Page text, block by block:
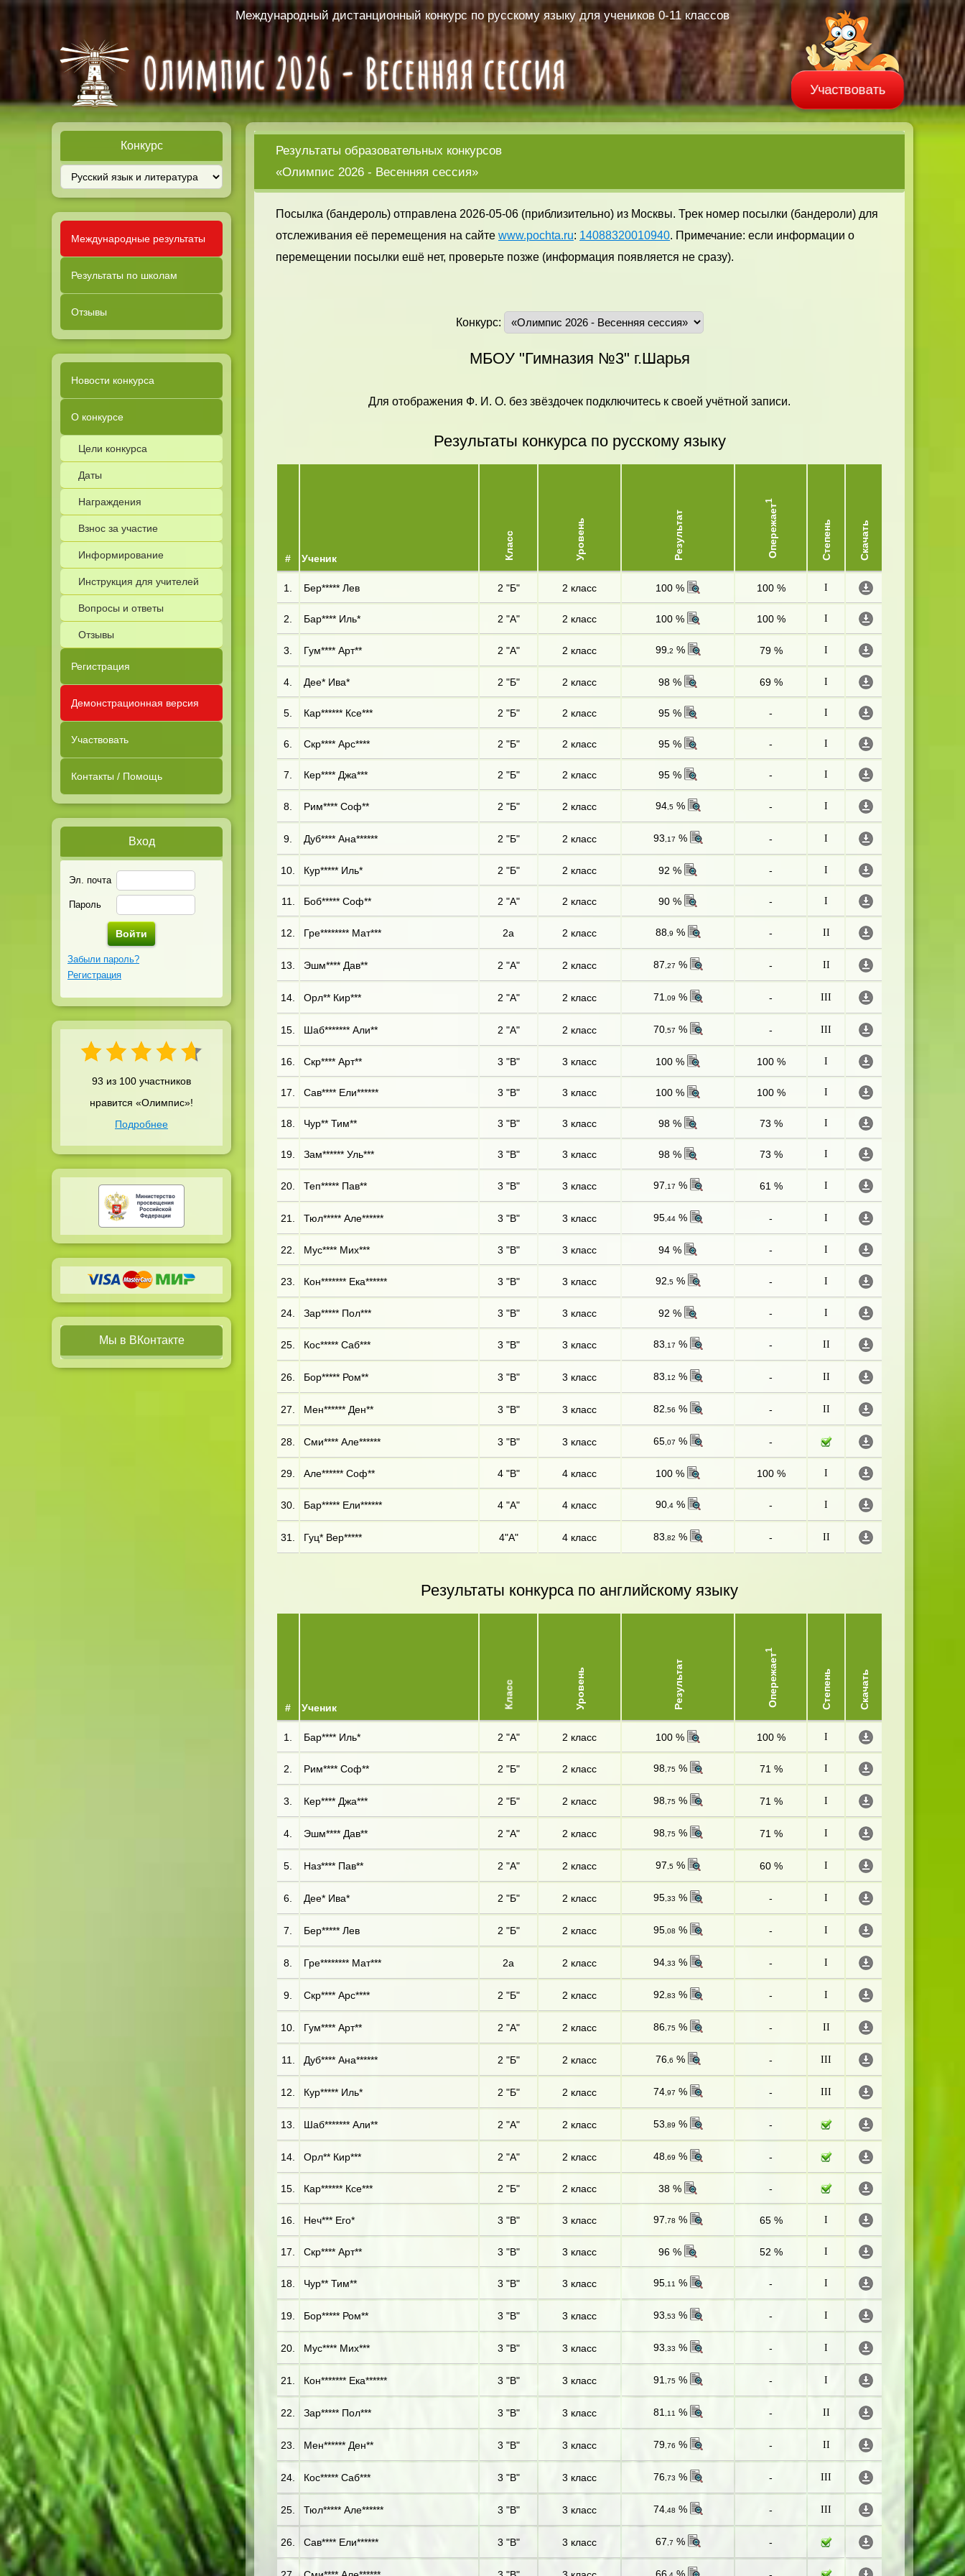
Международный дистанционный конкурс по русскому языку для учеников 0-11 классов
Участвовать
Конкурс
Международные результаты
Результаты по школам
Отзывы
Новости конкурса
О конкурсе
Цели конкурса
Даты
Награждения
Взнос за участие
Информирование
Инструкция для учителей
Вопросы и ответы
Отзывы
Регистрация
Демонстрационная версия
Участвовать
Контакты / Помощь
Вход
Эл. почта
Пароль
Забыли пароль?
Регистрация
93 из 100 участников
нравится «Олимпис»!
Подробнее
Мы в ВКонтакте
Результаты образовательных конкурсов
«Олимпис 2026 - Весенняя сессия»
Посылка (бандероль) отправлена 2026-05-06 (приблизительно) из Москвы. Трек номер посылки (бандероли) для
отслеживания её перемещения на сайте www.pochta.ru: 14088320010940. Примечание: если информации о
перемещении посылки ешё нет, проверьте позже (информация появляется не сразу).
Конкурс:
МБОУ "Гимназия №3" г.Шарья
Для отображения Ф. И. О. без звёздочек подключитесь к своей учётной записи.
Результаты конкурса по русскому языку
# Ученик Класс Уровень Результат Опережает
1
Степень Скачать
1. Бер***** Лев 2 "Б" 2 класс 100 % 100 % I
2. Бар**** Иль* 2 "А" 2 класс 100 % 100 % I
3. Гум**** Арт** 2 "А" 2 класс 99,2 % 79 % I
4. Дее* Ива* 2 "Б" 2 класс 98 % 69 % I
5. Кар****** Ксе*** 2 "Б" 2 класс 95 % - I
6. Скр**** Арс**** 2 "Б" 2 класс 95 % - I
7. Кер**** Джа*** 2 "Б" 2 класс 95 % - I
8. Рим**** Соф** 2 "Б" 2 класс 94,5% - I
9. Дуб**** Ана****** 2 "Б" 2 класс 93 ,17 % - I
10. Кур***** Иль* 2 "Б" 2 класс 92 % - I
11. Боб***** Соф** 2 "А" 2 класс 90 % - I
12. Гре******** Мат*** 2а 2 класс 88,9 % - II
13. Эшм**** Дав** 2 "А" 2 класс 87 ,27 % - II
14. Орл** Кир*** 2 "А" 2 класс 71 ,09 % - III
15. Шаб******* Али** 2 "А" 2 класс 70,57 % - III
16. Скр**** Арт** 3 "В" 3 класс 100 % 100 % I
17. Сав**** Ели****** 3 "В" 3 класс 100 % 100 % I
18. Чур** Тим** 3 "В" 3 класс 98 % 73 % I
19. Зам****** Уль*** 3 "В" 3 класс 98 % 73 % I
20. Теп***** Пав** 3 "В" 3 класс 97 ,17 % 61 % I
21. Тюл***** Але****** 3 "В" 3 класс 95,44% - I
22. Мус**** Мих*** 3 "В" 3 класс 94 % - I
23. Кон******* Ека****** 3 "В" 3 класс 92 ,5% - I
24. Зар***** Пол*** 3 "В" 3 класс 92 % - I
25. Кос***** Саб*** 3 "В" 3 класс 83 ,17 % - II
26. Бор***** Ром** 3 "В" 3 класс 83 ,12 % - II
27. Мен****** Ден** 3 "В" 3 класс 82 ,56 % - II
28. Сми**** Але****** 3 "В" 3 класс 65,07 % -
29. Але****** Соф** 4 "В" 4 класс 100 % 100 % I
30. Бар***** Ели****** 4 "А" 4 класс 90,4% - I
31. Гуц* Вер***** 4"А" 4 класс 83 ,82 % - II
Результаты конкурса по английскому языку
# Ученик Класс Уровень Результат Опережает
1
Степень Скачать
1. Бар**** Иль* 2 "А" 2 класс 100 % 100 % I
2. Рим**** Соф** 2 "Б" 2 класс 98,75% 71 % I
3. Кер**** Джа*** 2 "Б" 2 класс 98,75% 71 % I
4. Эшм**** Дав** 2 "А" 2 класс 98,75% 71 % I
5. Наз**** Пав** 2 "А" 2 класс 97 ,5% 60 % I
6. Дее* Ива* 2 "Б" 2 класс 95,33 % - I
7. Бер***** Лев 2 "Б" 2 класс 95,08 % - I
8. Гре******** Мат*** 2а 2 класс 94,33 % - I
9. Скр**** Арс**** 2 "Б" 2 класс 92 ,83 % - I
10. Гум**** Арт** 2 "А" 2 класс 86,75% - II
11. Дуб**** Ана****** 2 "Б" 2 класс 76,6 % - III
12. Кур***** Иль* 2 "Б" 2 класс 74,97 % - III
13. Шаб******* Али** 2 "А" 2 класс 53 ,89 % -
14. Орл** Кир*** 2 "А" 2 класс 48,69 % -
15. Кар****** Ксе*** 2 "Б" 2 класс 38 % -
16. Неч*** Его* 3 "В" 3 класс 97 ,78 % 65 % I
17. Скр**** Арт** 3 "В" 3 класс 96 % 52 % I
18. Чур** Тим** 3 "В" 3 класс 95,11 % - I
19. Бор***** Ром** 3 "В" 3 класс 93 ,53 % - I
20. Мус**** Мих*** 3 "В" 3 класс 93 ,33 % - I
21. Кон******* Ека****** 3 "В" 3 класс 91 ,75% - I
22. Зар***** Пол*** 3 "В" 3 класс 81 ,11 % - II
23. Мен****** Ден** 3 "В" 3 класс 79,76 % - II
24. Кос***** Саб*** 3 "В" 3 класс 76,73 % - III
25. Тюл***** Але****** 3 "В" 3 класс 74,48 % - III
26. Сав**** Ели****** 3 "В" 3 класс 67 ,7 % -